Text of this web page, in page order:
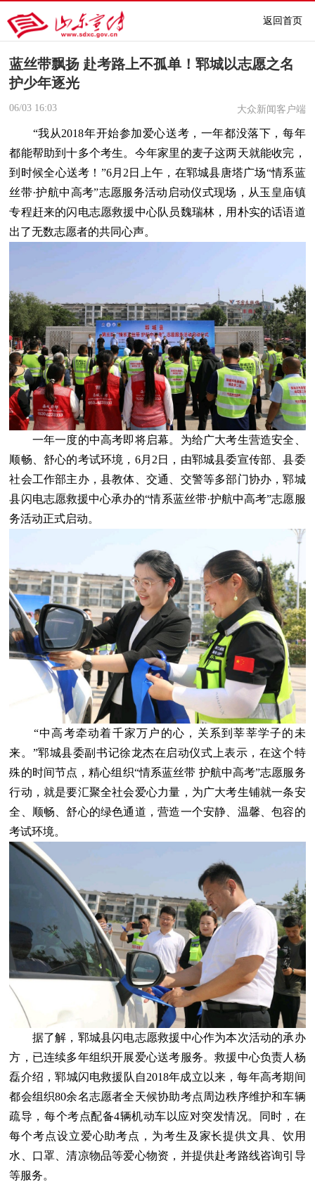
返回首页
蓝丝带飘扬 赴考路上不孤单！郓城以志愿之名
护少年逐光
06/03 16:03 大众新闻客户端
“我从2018年开始参加爱心送考，一年都没落下，每年
都能帮助到十多个考生。今年家里的麦子这两天就能收完，
到时候全心送考！”6月2日上午，在郓城县唐塔广场“情系蓝
丝带·护航中高考”志愿服务活动启动仪式现场，从玉皇庙镇
专程赶来的闪电志愿救援中心队员魏瑞林，用朴实的话语道
出了无数志愿者的共同心声。
一年一度的中高考即将启幕。为给广大考生营造安全、
顺畅、舒心的考试环境，6月2日，由郓城县委宣传部、县委
社会工作部主办，县教体、交通、交警等多部门协办，郓城
县闪电志愿救援中心承办的“情系蓝丝带·护航中高考”志愿服
务活动正式启动。
“中高考牵动着千家万户的心，关系到莘莘学子的未
来。”郓城县委副书记徐龙杰在启动仪式上表示，在这个特
殊的时间节点，精心组织“情系蓝丝带 护航中高考”志愿服务
行动，就是要汇聚全社会爱心力量，为广大考生铺就一条安
全、顺畅、舒心的绿色通道，营造一个安静、温馨、包容的
考试环境。
据了解，郓城县闪电志愿救援中心作为本次活动的承办
方，已连续多年组织开展爱心送考服务。救援中心负责人杨
磊介绍，郓城闪电救援队自2018年成立以来，每年高考期间
都会组织80余名志愿者全天候协助考点周边秩序维护和车辆
疏导，每个考点配备4辆机动车以应对突发情况。同时，在
每个考点设立爱心助考点，为考生及家长提供文具、饮用
水、口罩、清凉物品等爱心物资，并提供赴考路线咨询引导
等服务。